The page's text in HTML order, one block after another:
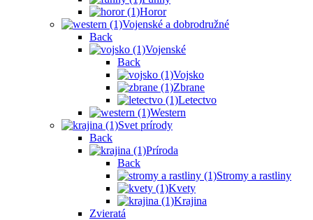
Horor
Vojenské a dobrodružné
Back
Vojenské
Back
Vojsko
Zbrane
Letectvo
Western
Svet prírody
Back
Príroda
Back
Stromy a rastliny
Kvety
Krajina
Zvieratá